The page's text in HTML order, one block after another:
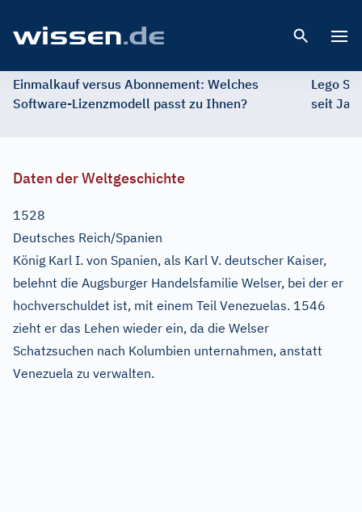
Einmalkauf versus Abonnement: Welches
Software-Lizenzmodell passt zu Ihnen?
Lego
seit
Daten der Weltgeschichte
1528
Deutsches Reich/Spanien
König Karl I. von Spanien, als Karl V. deutscher Kaiser,
belehnt die Augsburger Handelsfamilie Welser, bei der er
hochverschuldet ist, mit einem Teil Venezuelas. 1546
zieht er das Lehen wieder ein, da die Welser
Schatzsuchen nach Kolumbien unternahmen, anstatt
Venezuela zu verwalten.